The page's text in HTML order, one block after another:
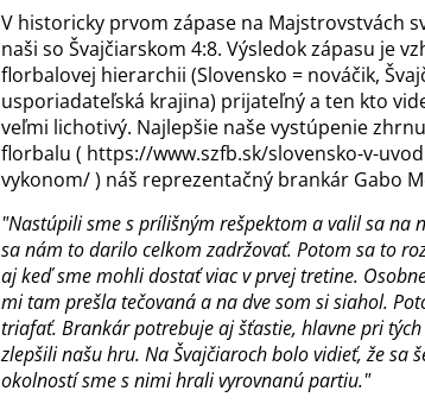
V historicky prvom zápase na Majstrovstvách
naši so Švajčiarskom 4:8. Výsledok zápasu je
florbalovej hierarchii (Slovensko = nováčik,
usporiadateľská krajina) prijateľný a ten kto
veľmi lichotivý. Najlepšie naše vystúpenie
florbalu ( https://www.szfb.sk/slovensko-v-
vykonom/ ) náš reprezentačný brankár Gabo
"Nastúpili sme s prílišným rešpektom a valil sa na
sa nám to darilo celkom zadržovať. Potom sa to
aj keď sme mohli dostať viac v prvej tretine.
mi tam prešla tečovaná a na dve som si siahol.
triafať. Brankár potrebuje aj šťastie, hlavne pri
zlepšili našu hru. Na Švajčiaroch bolo vidieť, že sa
okolností sme s nimi hrali vyrovnanú partiu."